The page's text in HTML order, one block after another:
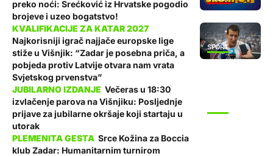
preko noći: Srećković iz Hrvatske pogodio
brojeve i uzeo bogatstvo!
SPORT
Najkorisniji igrač najjače europske lige
stiže u Višnjik: “Zadar je posebna priča, a
pobjeda protiv Latvije otvara nam vrata
Svjetskog prvenstva”
Večeras u 18:30
izvlačenje parova na Višnjiku: Posljednje
prijave za jubilarne okršaje koji startaju u
utorak
Srce Kožina za Boccia
klub Zadar: Humanitarnim turnirom